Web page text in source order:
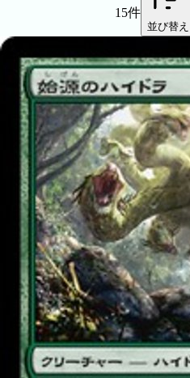
15件
並び替え